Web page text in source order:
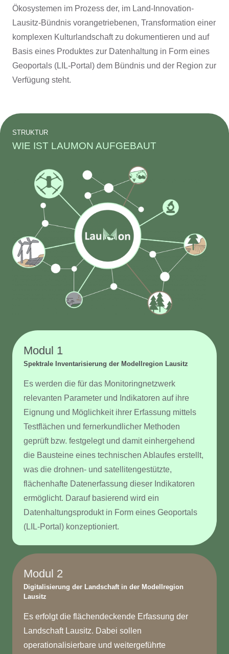
Ökosystemen im Prozess der, im Land-Innovation-
Lausitz-Bündnis vorangetriebenen, Transformation einer
komplexen Kulturlandschaft zu dokumentieren und auf
Basis eines Produktes zur Datenhaltung in Form eines
Geoportals (LIL-Portal) dem Bündnis und der Region zur
Verfügung steht.
STRUKTUR
WIE IST LAUMON AUFGEBAUT
Modul 1
Spektrale Inventarisierung der Modellregion Lausitz
Es werden die für das Monitoringnetzwerk
relevanten Parameter und Indikatoren auf ihre
Eignung und Möglichkeit ihrer Erfassung mittels
Testflächen und fernerkundlicher Methoden
geprüft bzw. festgelegt und damit einhergehend
die Bausteine eines technischen Ablaufes erstellt,
was die drohnen- und satellitengestützte,
flächenhafte Datenerfassung dieser Indikatoren
ermöglicht. Darauf basierend wird ein
Datenhaltungsprodukt in Form eines Geoportals
(LIL-Portal) konzeptioniert.
Modul 2
Digitalisierung der Landschaft in der Modellregion
Lausitz
Es erfolgt die flächendeckende Erfassung der
Landschaft Lausitz. Dabei sollen
operationalisierbare und weitergeführte